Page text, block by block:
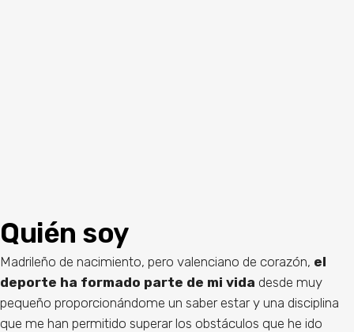
Quién soy
Madrileño de nacimiento, pero valenciano de corazón, el
deporte ha formado parte de mi vida desde muy
pequeño proporcionándome un saber estar y una disciplina
que me han permitido superar los obstáculos que he ido